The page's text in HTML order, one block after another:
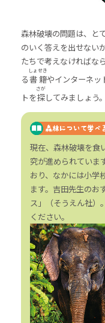
森林破壊の問題は、と
のいく答えを出せない
たちで考えなければな
る書
しょ
籍
せき
やインターネッ
トを探
さが
してみましょう。
現在、森林破壊を食
究が進められていま
おり、なかには小学
ます。吉田先生のお
ス」（そうえん社）
ください。